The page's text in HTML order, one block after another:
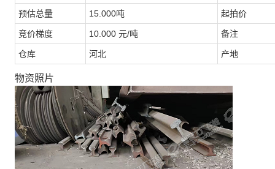
预估总量 15.000吨 起拍价
竞价梯度 10.000 元/吨 备注
仓库 河北 产地
物资照片